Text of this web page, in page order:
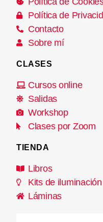
Política de
Contacto
Sobre mí
CLASES
Cursos online
Salidas
Workshop
Clases por Zoom
TIENDA
Libros
Kits de iluminación
Láminas